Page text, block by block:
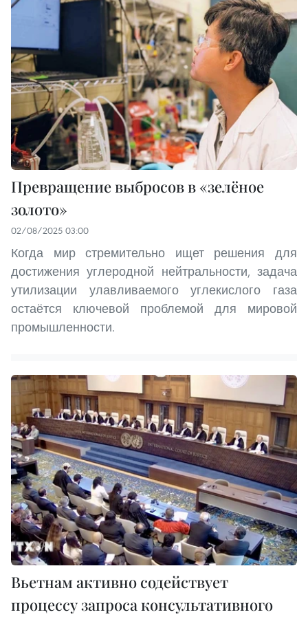
Превращение выбросов в «зелёное
золото»
02/08/2025 03:00
Когда мир стремительно ищет решения для
достижения углеродной нейтральности, задача
утилизации улавливаемого углекислого газа
остаётся ключевой проблемой для мировой
промышленности.
Вьетнам активно содействует
процессу запроса консультативного